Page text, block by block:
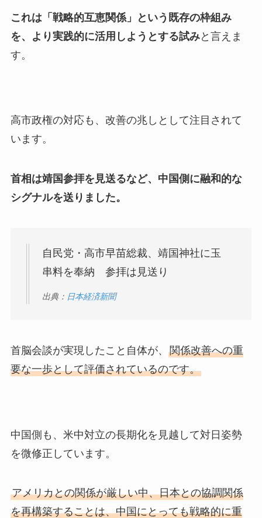
これは「戦略的互恵関係」という既存の枠組み
を、より実践的に活用しようとする試みと言えま
す。
高市政権の対応も、改善の兆しとして注目されて
います。
首相は靖国参拝を見送るなど、中国側に融和的な
シグナルを送りました。
自民党・高市早苗総裁、靖国神社に玉
串料を奉納 参拝は見送り
出典： 日本経済新聞
首脳会談が実現したこと自体が、 関係改善への重
要な一歩として評価されているのです。
中国側も、米中対立の長期化を見越して対日姿勢
を微修正しています。
アメリカとの関係が厳しい中、日本との協調関係
を再構築することは、中国にとっても戦略的に重